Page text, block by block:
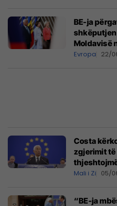
BE-ja
Moldavisë
Evropa 22/
Costa
zgjerimit të
Mali i Zi 05/
“BE-ja